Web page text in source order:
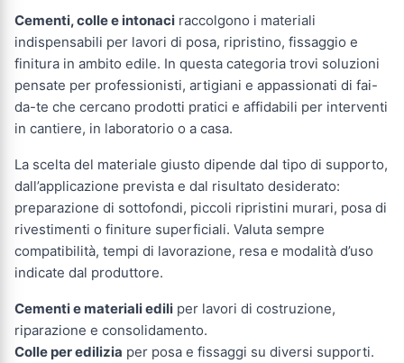
Cementi, colle e intonaci raccolgono i materiali
indispensabili per lavori di posa, ripristino, fissaggio e
finitura in ambito edile. In questa categoria trovi soluzioni
pensate per professionisti, artigiani e appassionati di fai-
da-te che cercano prodotti pratici e affidabili per interventi
in cantiere, in laboratorio o a casa.
La scelta del materiale giusto dipende dal tipo di supporto,
dall’applicazione prevista e dal risultato desiderato:
preparazione di sottofondi, piccoli ripristini murari, posa di
rivestimenti o finiture superficiali. Valuta sempre
compatibilità, tempi di lavorazione, resa e modalità d’uso
indicate dal produttore.
Cementi e materiali edili per lavori di costruzione,
riparazione e consolidamento.
Colle per edilizia per posa e fissaggi su diversi supporti.